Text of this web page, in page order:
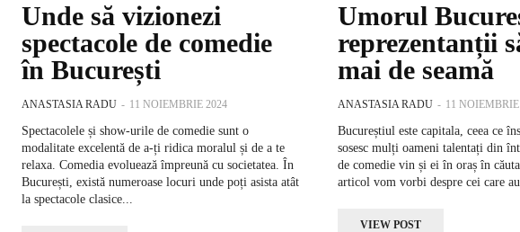
Unde să vizionezi
spectacole de comedie
în București
ANASTASIA RADU - 11 NOIEMBRIE 2024
Spectacolele și show-urile de comedie sunt o
modalitate excelentă de a-ți ridica moralul și de a te
relaxa. Comedia evoluează împreună cu societatea. În
București, există numeroase locuri unde poți asista atât
la spectacole clasice...
Umorul
reprezentanții
mai de seamă
ANASTASIA RADU - 11 NOIEMBRIE
Bucureștiul este capitala, ceea ce
sosesc mulți oameni talentați din
de comedie vin și ei în oraș în
articol vom vorbi despre cei care
VIEW POST